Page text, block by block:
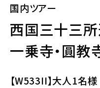
国内ツアー
西国三十三所
一乗寺・圓教
【W533II】大人1名様